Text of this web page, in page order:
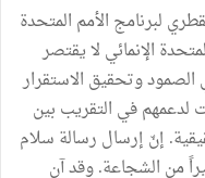
لبرنامج الأمم المتحدة
الإنمائي لا يقتصر
وتحقيق الاستقرار
في التقريب بين
إنّ إرسال رسالة سلام
من الشجاعة. وقد آن